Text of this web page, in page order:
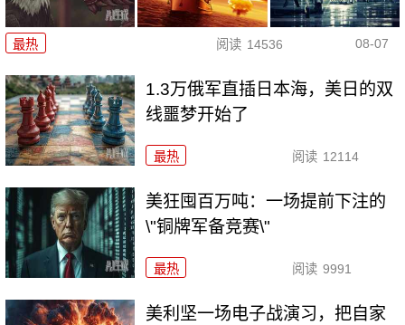
最热 阅读 14536 08-07
1.3万俄军直插日本海，美日的双
线噩梦开始了
最热 阅读 12114
美狂囤百万吨：一场提前下注的
\"铜牌军备竞赛\"
最热 阅读 9991
美利坚一场电子战演习，把自家